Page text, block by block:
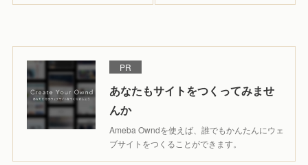
PR
あなたもサイトをつくってみませ
んか
Ameba Owndを使えば、誰でもかんたんにウェ
ブサイトをつくることができます。